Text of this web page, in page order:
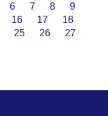
6 7 8
9
16 17
18
25 26
27